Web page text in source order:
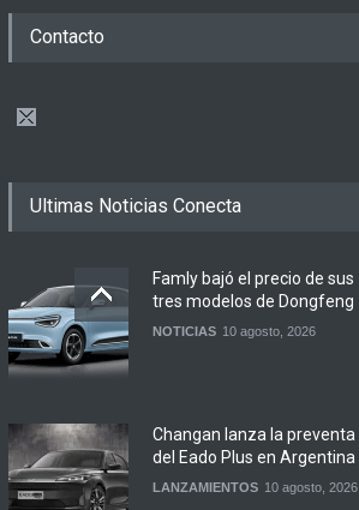
Contacto
Ultimas Noticias Conecta
Famly bajó el precio de sus
tres modelos de Dongfeng
NOTICIAS 10 agosto, 2026
Changan lanza la preventa
del Eado Plus en Argentina
LANZAMIENTOS 10 agosto, 2026